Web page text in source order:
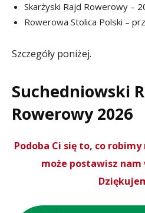
Skarżyski Rajd Rowerowy –
Rowerowa Stolica Polski –
Szczegóły poniżej.
Suchedniowski
Rowerowy 2026
Podoba Ci się to, co robimy
może postawisz